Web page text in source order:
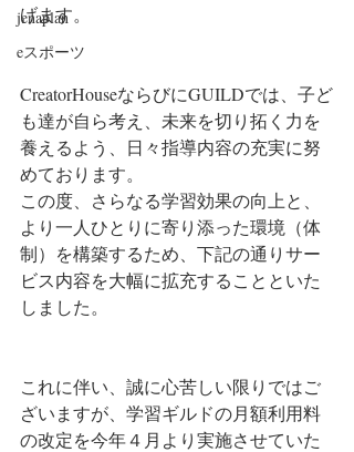
jenaplan
eスポーツ
げます。
CreatorHouseならびにGUILDでは、子ど
も達が自ら考え、未来を切り拓く力を
養えるよう、日々指導内容の充実に努
めております。
この度、さらなる学習効果の向上と、
より一人ひとりに寄り添った環境（体
制）を構築するため、下記の通りサー
ビス内容を大幅に拡充することといた
しました。
これに伴い、誠に心苦しい限りではご
ざいますが、学習ギルドの月額利用料
の改定を今年４月より実施させていた